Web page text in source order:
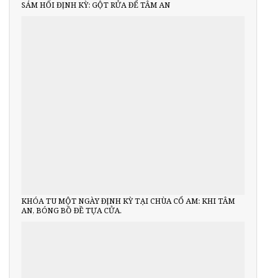
SÁM HỐI ĐỊNH KỲ: GỘT RỬA ĐỂ TÂM AN
KHÓA TU MỘT NGÀY ĐỊNH KỲ TẠI CHÙA CỔ AM: KHI TÂM
AN, BÓNG BỒ ĐỀ TỰA CỬA.